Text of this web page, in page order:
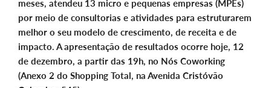
meses, atendeu 13 micro e pequenas empresas (MPEs)
por meio de consultorias e atividades para estruturarem
melhor o seu modelo de crescimento, de receita e de
impacto. A apresentação de resultados ocorre hoje, 12
de dezembro, a partir das 19h, no Nós Coworking
(Anexo 2 do Shopping Total, na Avenida Cristóvão